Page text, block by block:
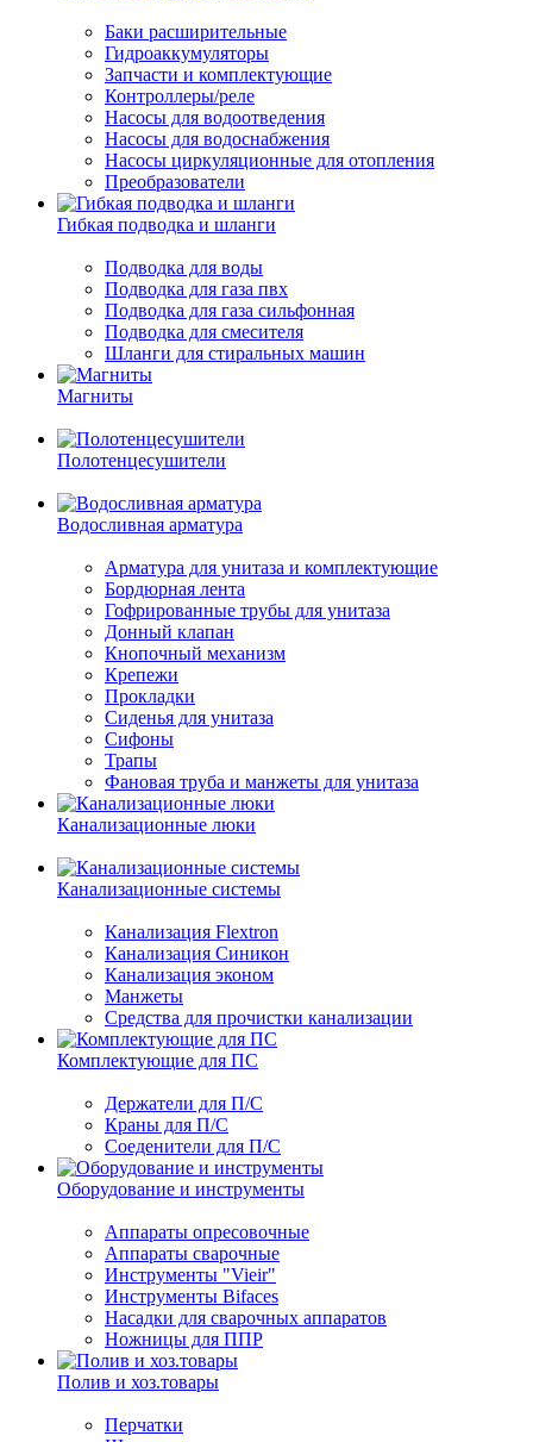
Баки расширительные
Гидроаккумуляторы
Запчасти и комплектующие
Контроллеры/реле
Насосы для водоотведения
Насосы для водоснабжения
Насосы циркуляционные для отопления
Преобразователи
Гибкая подводка и шланги
Подводка для воды
Подводка для газа пвх
Подводка для газа сильфонная
Подводка для смесителя
Шланги для стиральных машин
Магниты
Полотенцесушители
Водосливная арматура
Арматура для унитаза и комплектующие
Бордюрная лента
Гофрированные трубы для унитаза
Донный клапан
Кнопочный механизм
Крепежи
Прокладки
Сиденья для унитаза
Сифоны
Трапы
Фановая труба и манжеты для унитаза
Канализационные люки
Канализационные системы
Канализация Flextron
Канализация Синикон
Канализация эконом
Манжеты
Средства для прочистки канализации
Комплектующие для ПС
Держатели для П/С
Краны для П/С
Соеденители для П/С
Оборудование и инструменты
Аппараты опресовочные
Аппараты сварочные
Инструменты "Vieir"
Инструменты Bifaces
Насадки для сварочных аппаратов
Ножницы для ППР
Полив и хоз.товары
Перчатки